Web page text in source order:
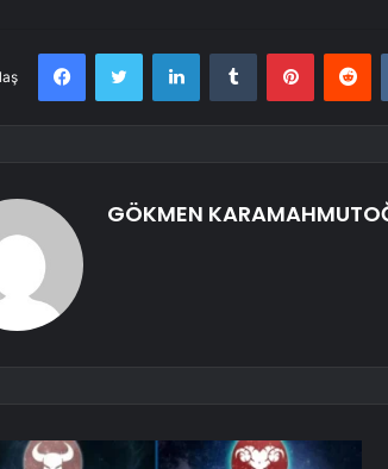
FacebookTwitter LinkedInTumblr Pinterest
GÖKMEN